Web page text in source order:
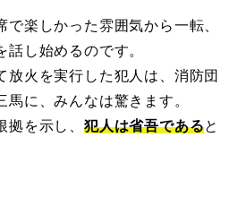
で楽しかった雰囲気から一転、
し始めるのです。
放火を実行した犯人は、消防団
に、みんなは驚きます。
拠を示し、 犯人は省吾であると